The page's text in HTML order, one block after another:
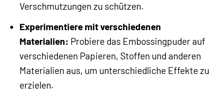
Verschmutzungen zu schützen.
Experimentiere mit verschiedenen
Materialien: Probiere das Embossingpuder auf
verschiedenen Papieren, Stoffen und anderen
Materialien aus, um unterschiedliche Effekte zu
erzielen.